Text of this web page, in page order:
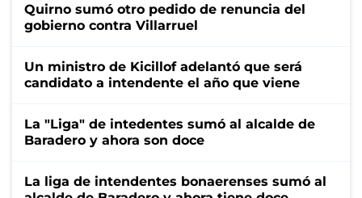
Quirno sumó otro pedido de renuncia del
gobierno contra Villarruel
Un ministro de Kicillof adelantó que será
candidato a intendente el año que viene
La "Liga" de intedentes sumó al alcalde de
Baradero y ahora son doce
La liga de intendentes bonaerenses sumó al